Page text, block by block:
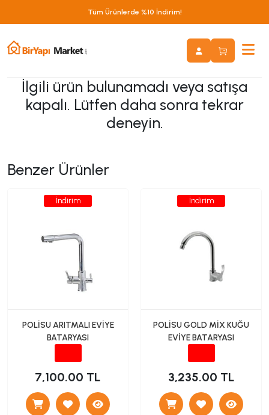
Tüm Ürünlerde %10 İndirim!
İlgili ürün bulunamadı veya satışa
kapalı. Lütfen daha sonra tekrar
deneyin.
Benzer Ürünler
İndirim
POLİSU ARITMALI EVİYE
BATARYASI
7,100.00 TL
İndirim
POLİSU GOLD MİX KUĞU
EVİYE BATARYASI
3,235.00 TL